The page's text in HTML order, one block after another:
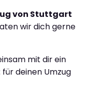
von Stuttgart
wir dich gerne
mit dir ein
für deinen Umzug